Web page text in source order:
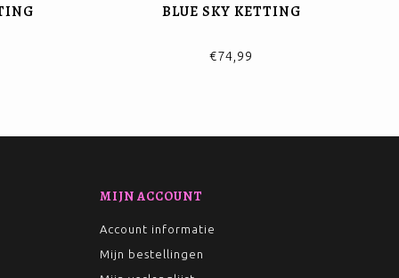
BLUE SKY KETTING
€74,99
MIJN ACCOUNT
Account informatie
Mijn bestellingen